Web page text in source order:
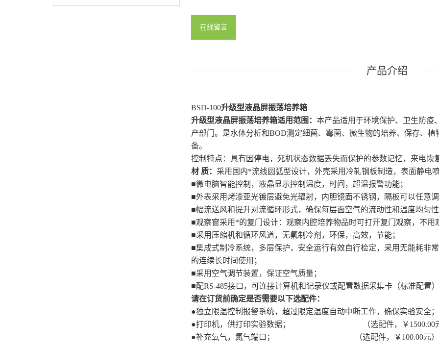
在线留言
BSD-100升级型液晶屏振荡培养箱
升级型液晶屏振荡培养箱适用范围： 本产品适用于环境保护、卫生防疫
产部门。是水体分析和BOD测定细菌、霉菌、微生物的培养、保存、
备。
控制特点：具有因停电，死机状态数据丢失而保护的参数记忆，来电恢
材 质： 采用国内*流线圆弧型设计，外壳采用冷轧钢板制造，表面静电
■微电脑智能控制，液晶显示控制温度，时间，超温报警功能；
■外表采用烤漆亚光镀层避免光辐射，内胆镜面不锈钢，隔板可以任意
■幅流送风和提升对流循环形式，确保每层面空气的流动性和温度均匀
■观察窗采用*的复门设计：观察内腔培养物品时可打开复门观察，不用
■采用压缩机和循环风道，无氟制冷剂，环保，高效，节能；
■集成式制冷系统，多层保护，安全运行有效自行检定，采用无能耗非
的连续长时间使用；
■采用空气调节装置，保证空气质量；
■配RS-485接口，可连接计算机和记录仪或配置数据采集卡（标准配置）
请在订货前确定是否需要以下选配件：
●独立限温控制报警系统，超过限定温度自动中断工作，确保实验安全
●打印机，供打印实验数据； （选配件，￥1500.00
●补充氧气，氮气端口； （选配件，￥100.00元）